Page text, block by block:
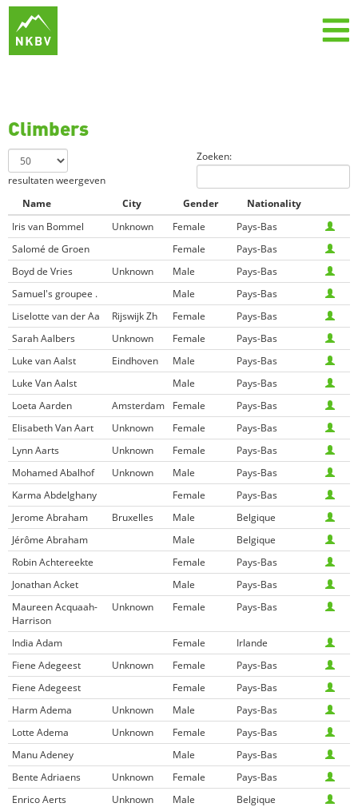
Climbers
resultaten weergeven
Zoeken:
Name City Gender
Nationality
Iris van Bommel
Unknown Female
Pays-Bas
Salomé de Groen
Female
Pays-Bas
Boyd de Vries
Unknown Male
Pays-Bas
Samuel's groupee .
Male
Pays-Bas
Liselotte van der Aa
Rijswijk Zh Female
Pays-Bas
Sarah Aalbers
Unknown Female
Pays-Bas
Luke van Aalst
Eindhoven Male
Pays-Bas
Luke Van Aalst
Male
Pays-Bas
Loeta Aarden
Amsterdam Female
Pays-Bas
Elisabeth Van Aart
Unknown Female
Pays-Bas
Lynn Aarts
Unknown Female
Pays-Bas
Mohamed Abalhof
Unknown Male
Pays-Bas
Karma Abdelghany
Female
Pays-Bas
Jerome Abraham
Bruxelles Male
Belgique
Jérôme Abraham
Male
Belgique
Robin Achtereekte
Female
Pays-Bas
Jonathan Acket
Male
Pays-Bas
Maureen Acquaah-
Harrison
Unknown Female Pays-Bas
India Adam Female
Irlande
Fiene Adegeest
Unknown Female
Pays-Bas
Fiene Adegeest
Female
Pays-Bas
Harm Adema
Unknown Male
Pays-Bas
Lotte Adema
Unknown Female
Pays-Bas
Manu Adeney
Male
Pays-Bas
Bente Adriaens
Unknown Female
Pays-Bas
Enrico Aerts
Unknown Male
Belgique